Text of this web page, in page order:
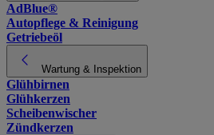
AdBlue®
Autopflege & Reinigung
Getriebeöl
Wartung & Inspektion
Glühbirnen
Glühkerzen
Scheibenwischer
Zündkerzen